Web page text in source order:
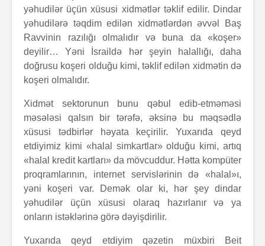
yəhudilər üçün xüsusi xidmətlər təklif edilir. Dindar
yəhudilərə təqdim edilən xidmətlərdən əvvəl Baş
Ravvinin razılığı olmalıdır və buna da «koşer»
deyilir… Yəni İsraildə hər şeyin halallığı, daha
doğrusu koşeri olduğu kimi, təklif edilən xidmətin də
koşeri olmalıdır.
Xidmət sektorunun bunu qəbul edib-etməməsi
məsələsi qalsın bir tərəfə, əksinə bu məqsədlə
xüsusi tədbirlər həyata keçirilir. Yuxarıda qeyd
etdiyimiz kimi «halal simkartlar» olduğu kimi, artıq
«halal kredit kartları» da mövcuddur. Hətta kompüter
proqramlarının, internet servislərinin də «halal»ı,
yəni koşeri var. Demək olar ki, hər şey dindar
yəhudilər üçün xüsusi olaraq hazırlanır və ya
onların istəklərinə görə dəyişdirilir.
Yuxarıda qeyd etdiyim qəzetin müxbiri Beit